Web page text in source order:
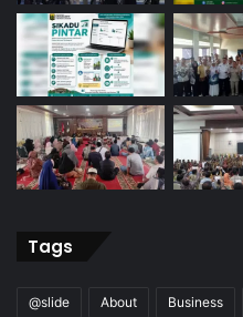
Tags
@slide About Business